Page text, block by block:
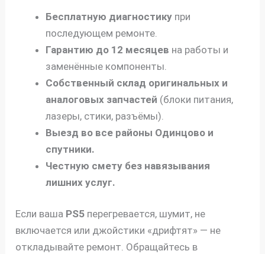
Бесплатную диагностику при
последующем ремонте.
Гарантию до 12 месяцев на работы и
заменённые компоненты.
Собственный склад оригинальных и
аналоговых запчастей (блоки питания,
лазеры, стики, разъёмы).
Выезд во все районы Одинцово и
спутники.
Честную смету без навязывания
лишних услуг.
Если ваша PS5 перегревается, шумит, не
включается или джойстики «дрифтят» — не
откладывайте ремонт. Обращайтесь в